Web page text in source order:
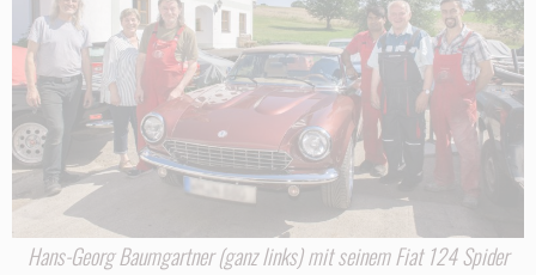
Hans-Georg Baumgartner (ganz links) mit seinem Fiat 124 Spider